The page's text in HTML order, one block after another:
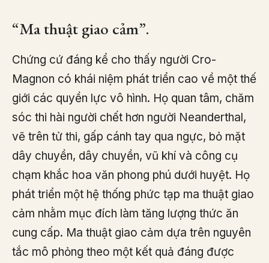
“Ma thuật giao cảm”.
Chứng cứ đáng kể cho thấy người Cro-
Magnon có khái niệm phát triển cao về một thế
giới các quyền lực vô hình. Họ quan tâm, chăm
sóc thi hài người chết hơn người Neanderthal,
vẽ trên tử thi, gấp cánh tay qua ngực, bỏ mặt
dây chuyền, dây chuyền, vũ khí và công cụ
chạm khắc hoa văn phong phú dưới huyệt. Họ
phát triển một hệ thống phức tạp ma thuật giao
cảm nhằm mục đích làm tăng lượng thức ăn
cung cấp. Ma thuật giao cảm dựa trên nguyên
tắc mô phỏng theo một kết quả đáng được